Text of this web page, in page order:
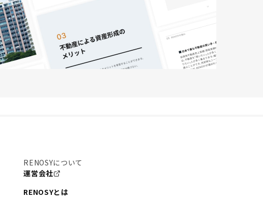
RENOSYについて
運営会社
RENOSYとは